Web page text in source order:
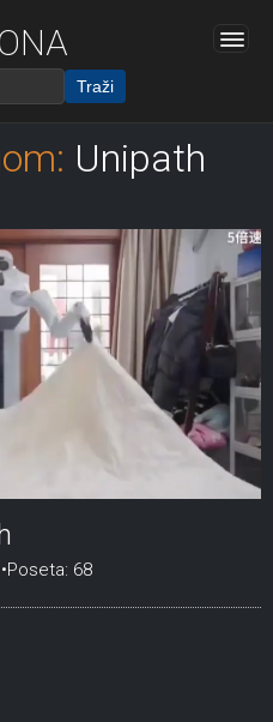
Traži
Unipath
Poseta: 68